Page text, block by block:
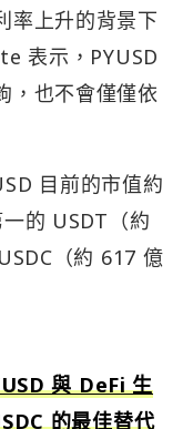
率上升的背景下
表示，PYUSD
，也不會僅僅依
目前的市值約
的 USDT（約
（約 617 億
與 DeFi 生
的最佳替代